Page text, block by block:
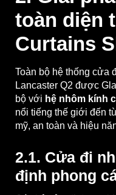
toàn diện
Curtains
Toàn bộ hệ thống cửa
Lancaster Q2 được
bộ với hệ nhôm kính
nổi tiếng thế giới đến
mỹ, an toàn và hiệu
2.1. Cửa đi
định phong